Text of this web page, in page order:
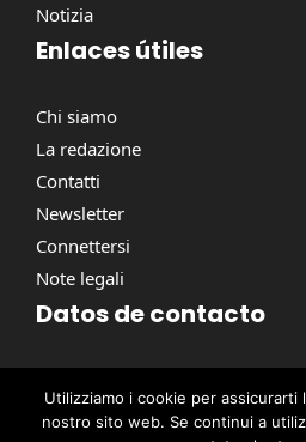
Notizia
Enlaces útiles
Chi siamo
La redazione
Contatti
Newsletter
Connettersi
Note legali
Datos de contacto
contact@pausacaffe.net
+39 06 9453 2781
Utilizziamo i cookie per assicurarti
nostro sito web. Se continui a